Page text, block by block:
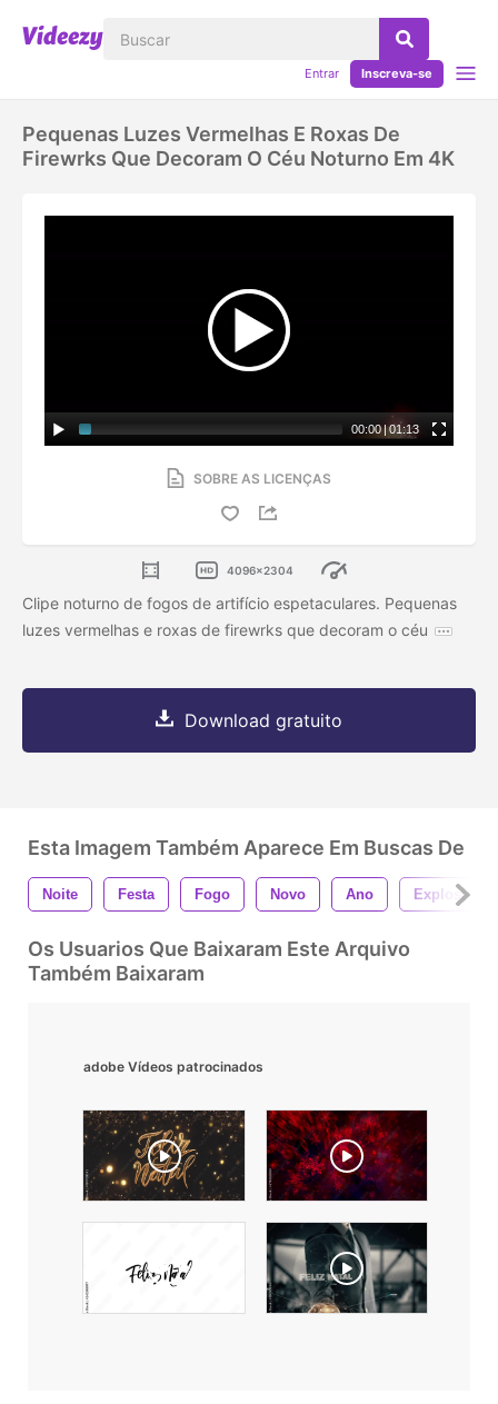
Entrar Inscreva-se
Pequenas Luzes Vermelhas E Roxas De
Firewrks Que Decoram O Céu Noturno Em 4K
00:00|01:13
SOBRE AS LICENÇAS
4096x2304
Clipe noturno de fogos de artifício espetaculares. Pequenas
luzes vermelhas e roxas de firewrks que decoram o céu
Download gratuito
Esta Imagem Também Aparece Em Buscas De
Noite Festa Fogo Novo Ano Explosão
Os Usuarios Que Baixaram Este Arquivo
Também Baixaram
adobe Vídeos patrocinados